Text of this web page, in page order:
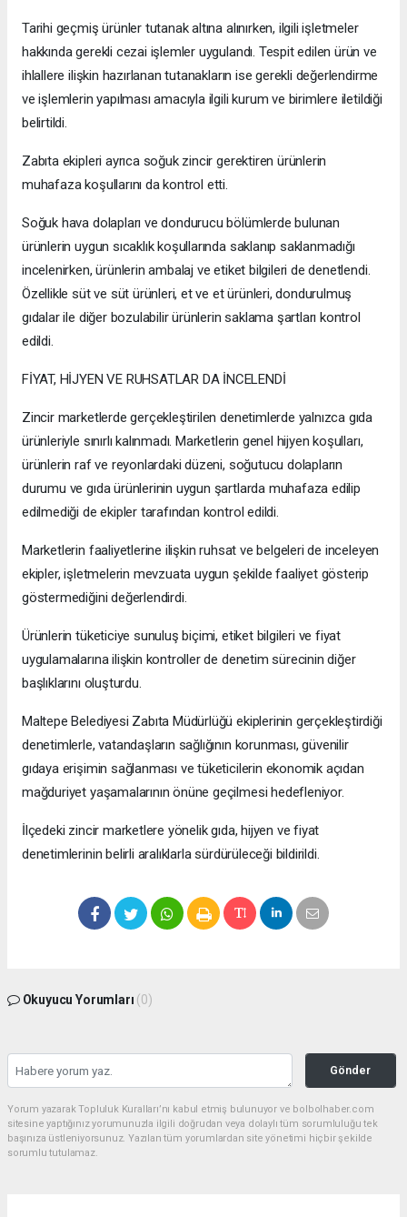
Tarihi geçmiş ürünler tutanak altına alınırken, ilgili işletmeler
hakkında gerekli cezai işlemler uygulandı. Tespit edilen ürün ve
ihlallere ilişkin hazırlanan tutanakların ise gerekli değerlendirme
ve işlemlerin yapılması amacıyla ilgili kurum ve birimlere iletildiği
belirtildi.
Zabıta ekipleri ayrıca soğuk zincir gerektiren ürünlerin
muhafaza koşullarını da kontrol etti.
Soğuk hava dolapları ve dondurucu bölümlerde bulunan
ürünlerin uygun sıcaklık koşullarında saklanıp saklanmadığı
incelenirken, ürünlerin ambalaj ve etiket bilgileri de denetlendi.
Özellikle süt ve süt ürünleri, et ve et ürünleri, dondurulmuş
gıdalar ile diğer bozulabilir ürünlerin saklama şartları kontrol
edildi.
FİYAT, HİJYEN VE RUHSATLAR DA İNCELENDİ
Zincir marketlerde gerçekleştirilen denetimlerde yalnızca gıda
ürünleriyle sınırlı kalınmadı. Marketlerin genel hijyen koşulları,
ürünlerin raf ve reyonlardaki düzeni, soğutucu dolapların
durumu ve gıda ürünlerinin uygun şartlarda muhafaza edilip
edilmediği de ekipler tarafından kontrol edildi.
Marketlerin faaliyetlerine ilişkin ruhsat ve belgeleri de inceleyen
ekipler, işletmelerin mevzuata uygun şekilde faaliyet gösterip
göstermediğini değerlendirdi.
Ürünlerin tüketiciye sunuluş biçimi, etiket bilgileri ve fiyat
uygulamalarına ilişkin kontroller de denetim sürecinin diğer
başlıklarını oluşturdu.
Maltepe Belediyesi Zabıta Müdürlüğü ekiplerinin gerçekleştirdiği
denetimlerle, vatandaşların sağlığının korunması, güvenilir
gıdaya erişimin sağlanması ve tüketicilerin ekonomik açıdan
mağduriyet yaşamalarının önüne geçilmesi hedefleniyor.
İlçedeki zincir marketlere yönelik gıda, hijyen ve fiyat
denetimlerinin belirli aralıklarla sürdürüleceği bildirildi.
Okuyucu Yorumları (0)
Gönder
Yorum yazarak Topluluk Kuralları’nı kabul etmiş bulunuyor ve bolbolhaber.com
sitesine yaptığınız yorumunuzla ilgili doğrudan veya dolaylı tüm sorumluluğu tek
başınıza üstleniyorsunuz. Yazılan tüm yorumlardan site yönetimi hiçbir şekilde
sorumlu tutulamaz.